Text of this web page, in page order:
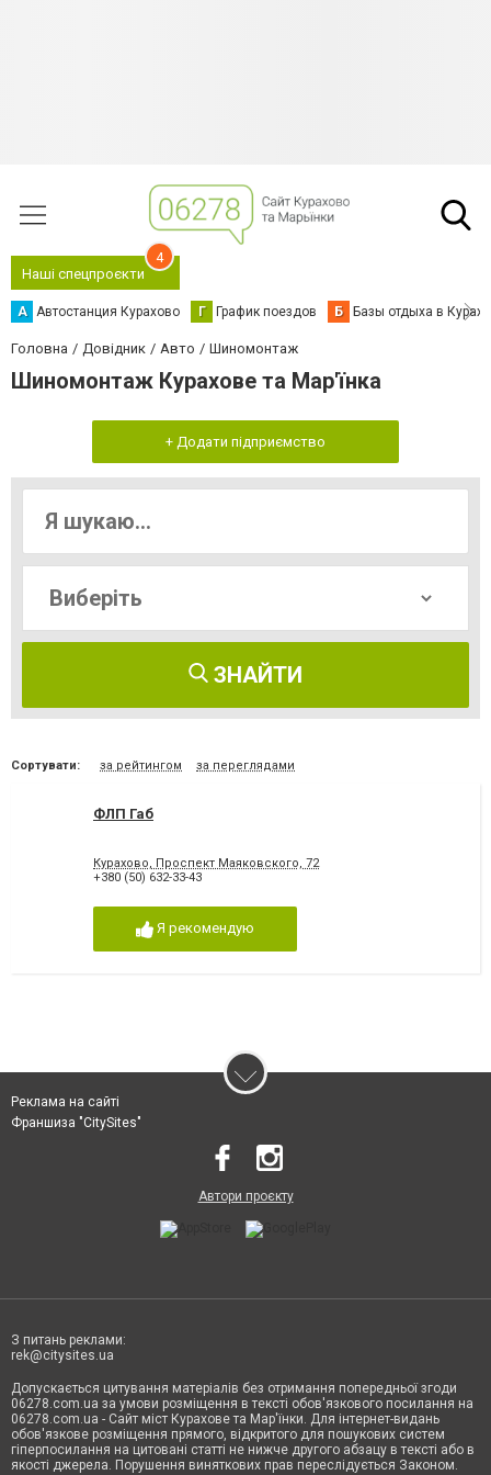
Наші спецпроєкти
4
А Автостанция Курахово Г График поездов Б Базы отдыха в
Головна Довідник Авто Шиномонтаж
Шиномонтаж Курахове та Мар'їнка
+ Додати підприємство
ЗНАЙТИ
Сортувати: за рейтингом за переглядами
ФЛП Габ
Курахово, Проспект Маяковского, 72
+380 (50) 632-33-43
Я рекомендую
Реклама на сайті
Франшиза "CitySites"
Автори проєкту
З питань реклами:
rek@citysites.ua
Допускається цитування матеріалів без отримання попередньої згоди
06278.com.ua за умови розміщення в тексті обов'язкового посилання на
06278.com.ua - Сайт міст Курахове та Мар'їнки. Для інтернет-видань
обов'язкове розміщення прямого, відкритого для пошукових систем
гіперпосилання на цитовані статті не нижче другого абзацу в тексті або в
якості джерела. Порушення виняткових прав переслідується Законом.